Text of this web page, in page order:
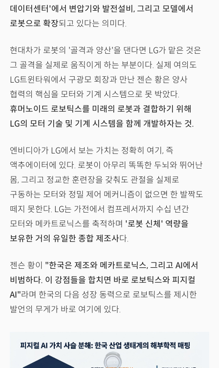
데이터센터'에서 변압기와 발전설비, 그리고 모델에서
로봇으로 확장되고 있다는 의미다.
현대차가 로봇의 '골격과 양산'을 댄다면 LG가 맡은 것은
그 골격을 실제로 움직이게 하는 부분이다. 실제 여의도
LG트윈타워에서 구광모 회장과 만난 젠슨 황은 양사
협력의 핵심을 모터와 기계 시스템으로 못 박았다.
휴머노이드 로보틱스를 미래의 로봇과 결합하기 위해
LG의 모터 기술 및 기계 시스템을 함께 개발하자는 것.
엔비디아가 LG에서 보는 가치는 정확히 여기, 즉
액추에이터에 있다. 로봇이 아무리 똑똑한 두뇌와 뛰어난
몸, 그리고 정교한 훈련장을 갖춰도 관절을 실제로
구동하는 모터와 정밀 제어 메커니즘이 없으면 한 발짝도
떼지 못한다. LG는 가전에서 컴프레서까지 수십 년간
모터와 메카트로닉스를 축적하며 '로봇 신체' 역량을
보유한 거의 유일한 종합 제조사다.
젠슨 황이 "한국은 제조와 메카트로닉스, 그리고 AI에서
비범하다. 이 강점들을 합치면 바로 로보틱스와 피지컬
AI"라며 한국의 다음 성장 동력으로 로보틱스를 제시한
발언의 무게가 바로 여기에 있다.